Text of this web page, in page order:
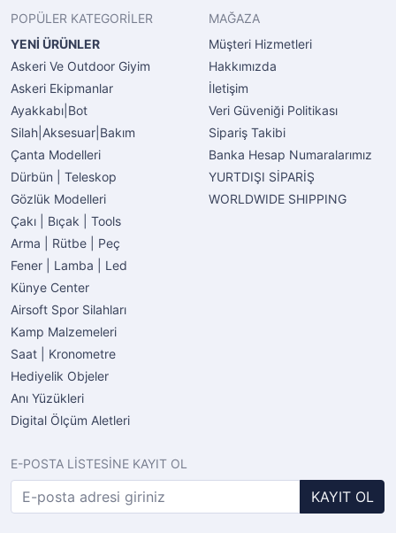
POPÜLER KATEGORİLER
YENİ ÜRÜNLER
Askeri Ve Outdoor Giyim
Askeri Ekipmanlar
Ayakkabı|Bot
Silah|Aksesuar|Bakım
Çanta Modelleri
Dürbün | Teleskop
Gözlük Modelleri
Çakı | Bıçak | Tools
Arma | Rütbe | Peç
Fener | Lamba | Led
Künye Center
Airsoft Spor Silahları
Kamp Malzemeleri
Saat | Kronometre
Hediyelik Objeler
Anı Yüzükleri
Digital Ölçüm Aletleri
MAĞAZA
Müşteri Hizmetleri
Hakkımızda
İletişim
Veri Güveniği Politikası
Sipariş Takibi
Banka Hesap Numaralarımız
YURTDIŞI SİPARİŞ
WORLDWIDE SHIPPING
E-POSTA LİSTESİNE KAYIT OL
KAYIT OL